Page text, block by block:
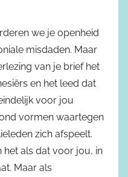
we je openheid
misdaden. Maar
van je brief het
en het leed dat
voor jou
vormen waartegen
zich afspeelt.
het als dat voor jou, in
Maar als